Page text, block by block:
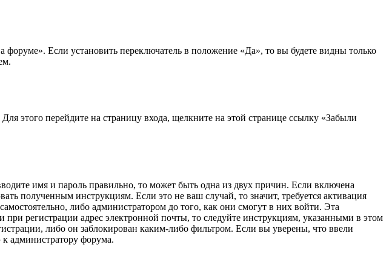
Если установить переключатель в положение «Да», то вы будете видны только
этого перейдите на страницу входа, щелкните на этой странице ссылку «Забыли
имя и пароль правильно, то может быть одна из двух причин. Если включена
полученным инструкциям. Если это не ваш случай, то значит, требуется активация
либо администратором до того, как они смогут в них войти. Эта
регистрации адрес электронной почты, то следуйте инструкциям, указанными в этом
либо он заблокирован каким-либо фильтром. Если вы уверены, что ввели
администратору форума.